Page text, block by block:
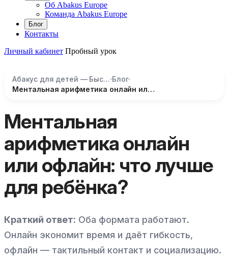
Об Abakus Europe
Команда Abakus Europe
Блог
Контакты
Личный кабинет Пробный урок
Абакус для детей — Быстрый счёт и развитие мозга Блог
Ментальная арифметика онлайн или офлайн: что лучше для ребёнка?
Ментальная
арифметика онлайн
или офлайн: что лучше
для ребёнка?
Краткий ответ: Оба формата работают.
Онлайн экономит время и даёт гибкость,
офлайн — тактильный контакт и социализацию.